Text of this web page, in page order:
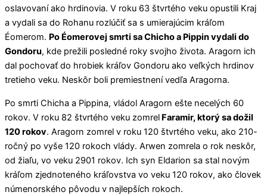
oslavovaní ako hrdinovia. V roku 63 štvrtého veku opustili Kraj
a vydali sa do Rohanu rozlúčiť sa s umierajúcim kráľom
Éomerom. Po Éomerovej smrti sa Chicho a Pippin vydali do
Gondoru, kde prežili posledné roky svojho života. Aragorn ich
dal pochovať do hrobiek kráľov Gondoru ako veľkých hrdinov
tretieho veku. Neskôr boli premiestnení vedľa Aragorna.
Po smrti Chicha a Pippina, vládol Aragorn ešte necelých 60
rokov. V roku 82 štvrtého veku zomrel Faramir, ktorý sa dožil
120 rokov. Aragorn zomrel v roku 120 štvrtého veku, ako 210-
ročný po vyše 120 rokoch vlády. Arwen zomrela o rok neskôr,
od žiaľu, vo veku 2901 rokov. Ich syn Eldarion sa stal novým
kráľom zjednoteného kráľovstva vo veku 120 rokov, ako človek
númenorského pôvodu v najlepších rokoch.